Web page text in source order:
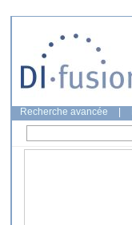
Recherche avancée